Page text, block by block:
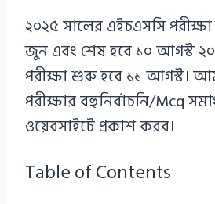
২০২৫ সালের এইচএসসি
জুন এবং শেষ হবে ১০ আগস্ট
পরীক্ষা শুরু হবে ১১ আগস্ট।
পরীক্ষার বহুনির্বাচনি/Mcq
ওয়েবসাইটে প্রকাশ করব।
Table of Contents